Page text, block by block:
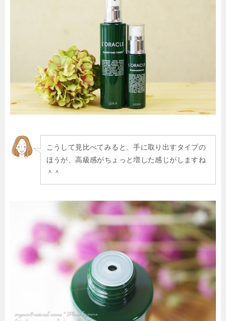
こうして見比べてみると、手に取り出すタイプの
ほうが、高級感がちょっと増した感じがしますね
＾＾